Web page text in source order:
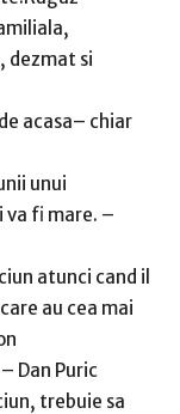
dezmat si
acasa– chiar
unui
va fi mare. –
atunci cand il
au cea mai
Dan Puric
trebuie sa